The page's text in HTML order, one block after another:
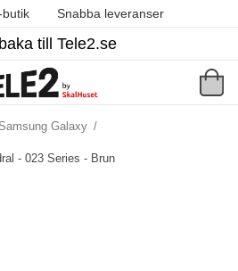
butik Snabba leveranser
till Tele2.se
Samsung Galaxy /
- 023 Series - Brun